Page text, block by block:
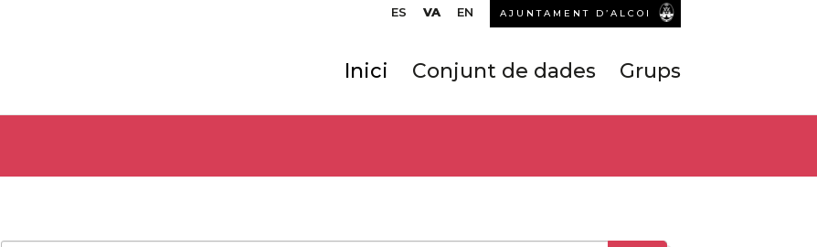
ES VA EN AJUNTAMENT D’ALCOI
Inici Conjunt de dades Grups